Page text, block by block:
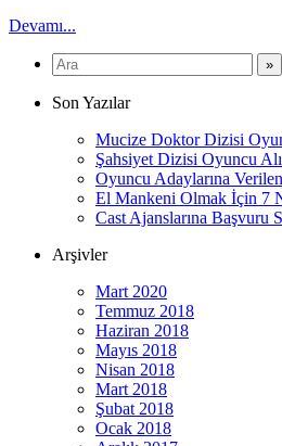
Devamı...
Son Yazılar
Mucize Doktor Dizisi
Şahsiyet Dizisi Oyuncu
Oyuncu Adaylarına
El Mankeni Olmak İçin 7
Cast Ajanslarına Başvuru
Arşivler
Mart 2020
Temmuz 2018
Haziran 2018
Mayıs 2018
Nisan 2018
Mart 2018
Şubat 2018
Ocak 2018